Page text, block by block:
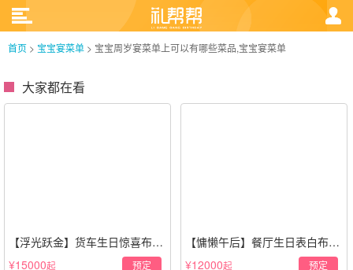
首页 > 宝宝宴菜单 > 宝宝周岁宴菜单上可以有哪些菜品,宝宝宴菜单
大家都在看
【浮光跃金】货车生日惊喜布置
·经典白色系
¥15000起 预定
【慵懒午后】餐厅生日表白布置
场景·轻奢白色系
¥12000起 预定